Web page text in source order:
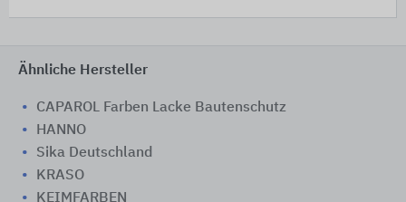
Ähnliche Hersteller
CAPAROL Farben Lacke Bautenschutz
HANNO
Sika Deutschland
KRASO
KEIMFARBEN